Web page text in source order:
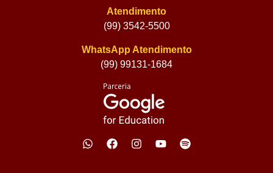
Atendimento
(99) 3542-5500
WhatsApp Atendimento
(99) 99131-1684